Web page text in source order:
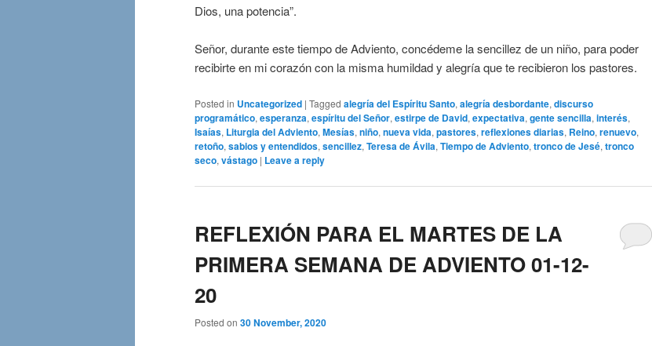
Dios, una potencia”.
Señor, durante este tiempo de Adviento, concédeme la sencillez de un niño, para poder
recibirte en mi corazón con la misma humildad y alegría que te recibieron los pastores.
Posted in Uncategorized | Tagged alegría del Espíritu Santo, alegría desbordante, discurso
programático, esperanza, espíritu del Señor, estirpe de David, expectativa, gente sencilla, interés,
Isaías, Liturgia del Adviento, Mesías, niño, nueva vida, pastores, reflexiones diarias, Reino, renuevo,
retoño, sabios y entendidos, sencillez, Teresa de Ávila, Tiempo de Adviento, tronco de Jesé, tronco
seco, vástago | Leave a reply
REFLEXIÓN PARA EL MARTES DE LA
PRIMERA SEMANA DE ADVIENTO 01-12-
20
Posted on 30 November, 2020